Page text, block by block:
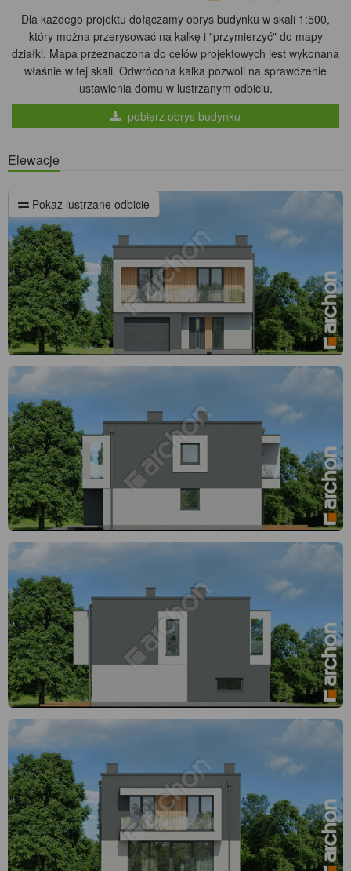
Dla każdego projektu dołączamy obrys budynku w skali 1:500,
który można przerysować na kalkę i "przymierzyć" do mapy
działki. Mapa przeznaczona do celów projektowych jest wykonana
właśnie w tej skali. Odwrócona kalka pozwoli na sprawdzenie
ustawienia domu w lustrzanym odbiciu.
pobierz obrys budynku
Elewacje
Pokaż lustrzane odbicie